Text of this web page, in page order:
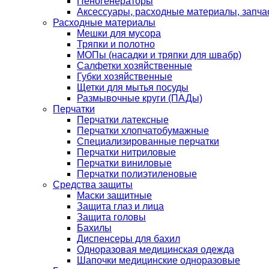
Аксессуары, расходные материалы,
Расходные материалы
Мешки для мусора
Тряпки и полотно
МОПы (насадки и тряпки для швабр)
Салфетки хозяйственные
Губки хозяйственные
Щетки для мытья посуды
Размывочные круги (ПАДы)
Перчатки
Перчатки латексные
Перчатки хлопчатобумажные
Специализированные перчатки
Перчатки нитриловые
Перчатки виниловые
Перчатки полиэтиленовые
Средства защиты
Маски защитные
Защита глаз и лица
Защита головы
Бахилы
Диспенсеры для бахил
Одноразовая медицинская одежда
Шапочки медицинские одноразовые